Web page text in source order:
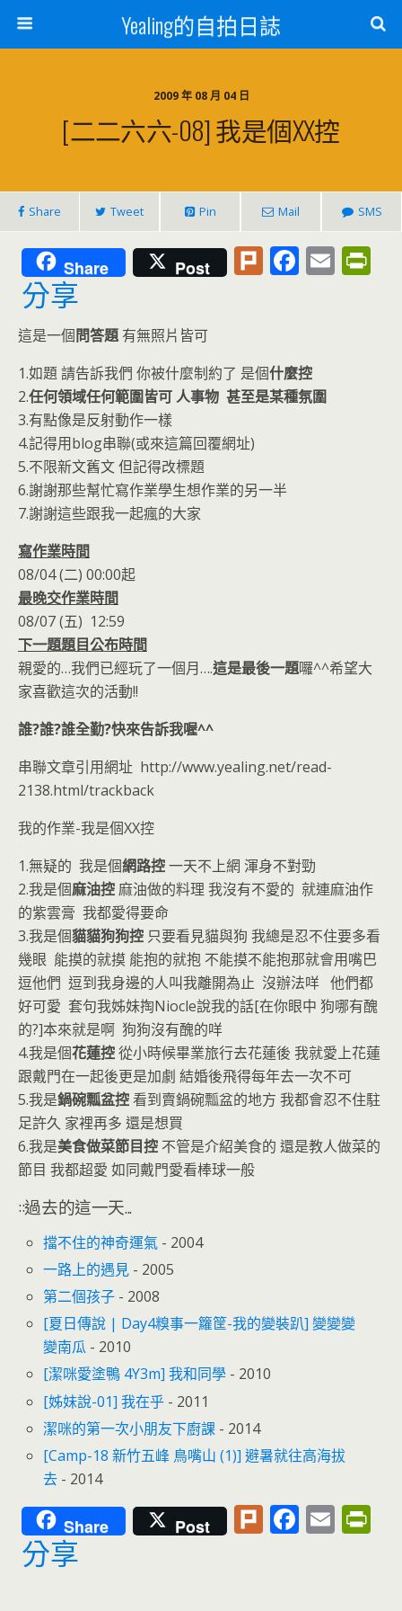
Yealing的自拍日誌
2009 年 08 月 04 日
[二二六六-08] 我是個XX控
Share Tweet Pin Mail SMS
Share Post Pl F
o
o
E
分享
這是一個問答題有無照片皆可
1.如題 請告訴我們 你被什麼制約了 是個什麼控
2.任何領域任何範圍皆可 人事物 甚至是某種氛圍
3.有點像是反射動作一樣
4.記得用blog串聯(或來這篇回覆網址)
5.不限新文舊文 但記得改標題
6.謝謝那些幫忙寫作業學生想作業的另一半
7.謝謝這些跟我一起瘋的大家
寫作業時間
08/04 (二) 00:00起
最晚交作業時間
08/07 (五) 12:59
下一題題目公布時間
親愛的…我們已經玩了一個月….這是最後一題囉^^希望大
家喜歡這次的活動!!
誰?誰?誰全勤?快來告訴我喔^^
串聯文章引用網址 http://www.yealing.net/read-
2138.html/trackback
我的作業-我是個XX控
1.無疑的 我是個網路控一天不上網 渾身不對勁
2.我是個麻油控麻油做的料理 我沒有不愛的 就連麻油作
的紫雲膏 我都愛得要命
3.我是個貓貓狗狗控 只要看見貓與狗 我總是忍不住要多看
幾眼 能摸的就摸 能抱的就抱 不能摸不能抱那就會用嘴巴
逗他們 逗到我身邊的人叫我離開為止 沒辦法咩 他們都
好可愛 套句我姊妹掏Niocle說我的話[在你眼中 狗哪有醜
的?]本來就是啊 狗狗沒有醜的咩
4.我是個花蓮控從小時候畢業旅行去花蓮後 我就愛上花蓮
跟戴門在一起後更是加劇 結婚後飛得每年去一次不可
5.我是鍋碗瓢盆控看到賣鍋碗瓢盆的地方 我都會忍不住駐
足許久 家裡再多 還是想買
6.我是美食做菜節目控 不管是介紹美食的 還是教人做菜的
節目 我都超愛 如同戴門愛看棒球一般
::過去的這一天...
擋不住的神奇運氣 - 2004
一路上的遇見 - 2005
第二個孩子 - 2008
[夏日傳說 | Day4糗事一籮筐-我的變裝趴] 變變變
變南瓜 - 2010
[潔咪愛塗鴨 4Y3m] 我和同學 - 2010
[姊妹說-01] 我在乎 - 2011
潔咪的第一次小朋友下廚課 - 2014
[Camp-18 新竹五峰 鳥嘴山 (1)] 避暑就往高海拔
去 - 2014
Share Post Pl F E
分享